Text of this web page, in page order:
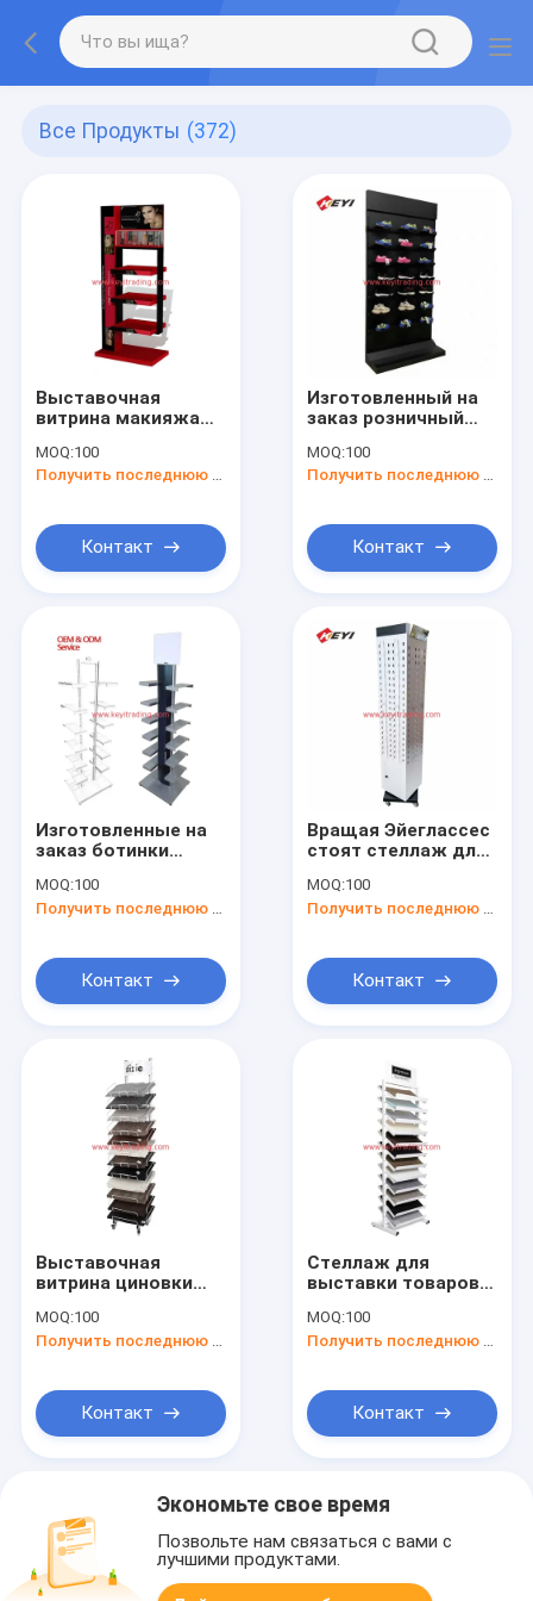
Все Продукты (372)
Выставочная
витрина макияжа
яруса пола 3
магазина косметик
изготовленная на
заказ
MOQ:100
Получить последнюю цену
Контакт
Изготовленный на
заказ розничный
выставки товаров
ботинка спорт
обуви цеха
MOQ:100
Получить последнюю цену
Контакт
Изготовленные на
заказ ботинки
магазина обуви
кладут
ботинка для
розничного
MOQ:100
Контакт
Вращая Эйеглассес
стоят стеллаж для
солнечных очков
пола с рицинусом -
MOQ:100
Контакт
Выставочная
витрина циновки
регулируемого пола
полки провода стоя
MOQ:100
Контакт
Стеллаж для
выставки товаров
металла белого
пола покрытия
MOQ:100
Контакт
Экономьте свое время
Позвольте нам связаться с вами с
лучшими продуктами.